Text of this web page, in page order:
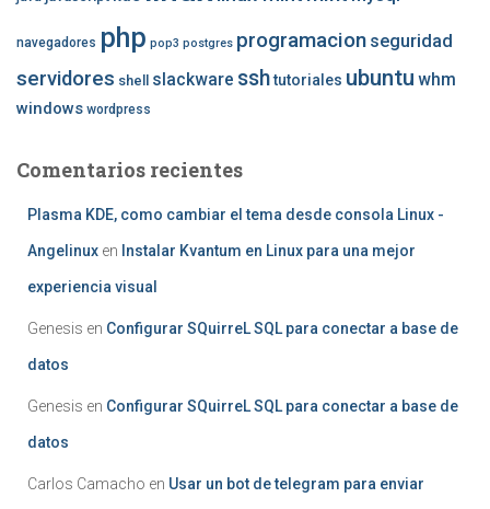
navegadores php pop3 postgres programacion seguridad
servidores shell slackware sshtutoriales ubuntu whm
windows wordpress
Comentarios recientes
Plasma KDE, como cambiar el tema desde consola Linux -
Angelinux en Instalar Kvantum en Linux para una mejor
experiencia visual
Genesis en Configurar SQuirreL SQL para conectar a base de
datos
Genesis en Configurar SQuirreL SQL para conectar a base de
datos
Carlos Camacho en Usar un bot de telegram para enviar